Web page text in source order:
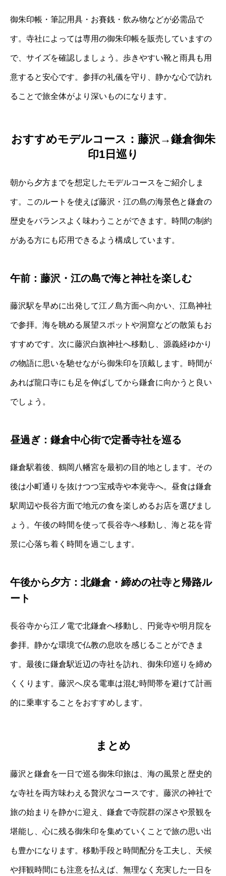
御朱印帳・筆記用具・お賽銭・飲み物などが必需品で
す。寺社によっては専用の御朱印帳を販売していますの
で、サイズを確認しましょう。歩きやすい靴と雨具も用
意すると安心です。参拝の礼儀を守り、静かな心で訪れ
ることで旅全体がより深いものになります。
おすすめモデルコース：藤沢→鎌倉御朱
印1日巡り
朝から夕方までを想定したモデルコースをご紹介しま
す。このルートを使えば藤沢・江の島の海景色と鎌倉の
歴史をバランスよく味わうことができます。時間の制約
がある方にも応用できるよう構成しています。
午前：藤沢・江の島で海と神社を楽しむ
藤沢駅を早めに出発して江ノ島方面へ向かい、江島神社
で参拝。海を眺める展望スポットや洞窟などの散策もお
すすめです。次に藤沢白旗神社へ移動し、源義経ゆかり
の物語に思いを馳せながら御朱印を頂戴します。時間が
あれば龍口寺にも足を伸ばしてから鎌倉に向かうと良い
でしょう。
昼過ぎ：鎌倉中心街で定番寺社を巡る
鎌倉駅着後、鶴岡八幡宮を最初の目的地とします。その
後は小町通りを抜けつつ宝戒寺や本覚寺へ。昼食は鎌倉
駅周辺や長谷方面で地元の食を楽しめるお店を選びまし
ょう。午後の時間を使って長谷寺へ移動し、海と花を背
景に心落ち着く時間を過ごします。
午後から夕方：北鎌倉・締めの社寺と帰路ル
ート
長谷寺から江ノ電で北鎌倉へ移動し、円覚寺や明月院を
参拝。静かな環境で仏教の息吹を感じることができま
す。最後に鎌倉駅近辺の寺社を訪れ、御朱印巡りを締め
くくります。藤沢へ戻る電車は混む時間帯を避けて計画
的に乗車することをおすすめします。
まとめ
藤沢と鎌倉を一日で巡る御朱印旅は、海の風景と歴史的
な寺社を両方味わえる贅沢なコースです。藤沢の神社で
旅の始まりを静かに迎え、鎌倉で寺院群の深さや景観を
堪能し、心に残る御朱印を集めていくことで旅の思い出
も豊かになります。移動手段と時間配分を工夫し、天候
や拝観時間にも注意を払えば、無理なく充実した一日を